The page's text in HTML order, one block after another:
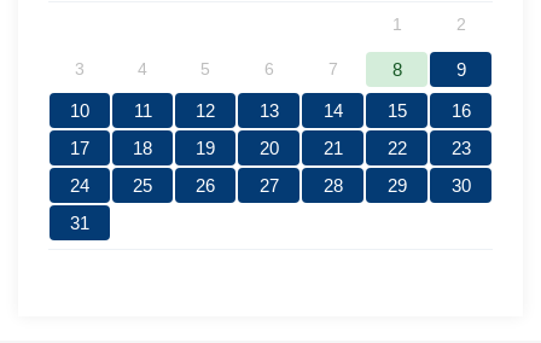
1 2
3 4 5 6 7 8
9
10
11 12 13 14 15
16
17
18 19 20 21 22
23
24
25 26 27 28 29
30
31